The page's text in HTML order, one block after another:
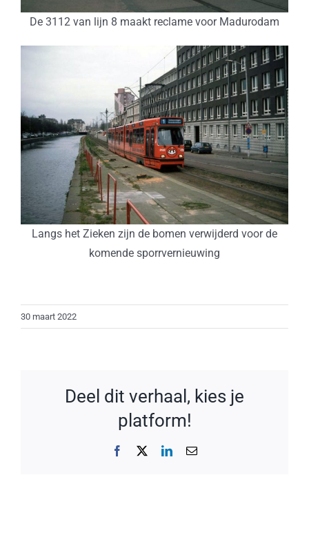
De 3112 van lijn 8 maakt reclame voor Madurodam
Langs het Zieken zijn de bomen verwijderd voor de
komende sporrvernieuwing
30 maart 2022
Deel dit verhaal, kies je
platform!
Facebook LinkedIn
E-